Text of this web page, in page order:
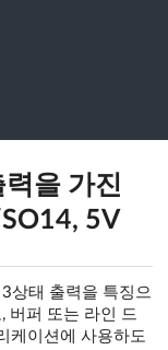
을 가진
5V
상태 출력을 특징으
버퍼 또는 라인 드
케이션에 사용하도